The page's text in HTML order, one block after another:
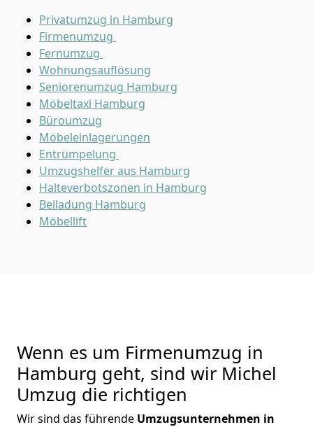
Privatumzug in Hamburg
Firmenumzug
Fernumzug
Wohnungsauflösung
Seniorenumzug Hamburg
Möbeltaxi Hamburg
Büroumzug
Möbeleinlagerungen
Entrümpelung
Umzugshelfer aus Hamburg
Halteverbotszonen in Hamburg
Beiladung Hamburg
Möbellift
Wenn es um Firmenumzug in
Hamburg geht, sind wir Michel
Umzug die richtigen
Wir sind das führende Umzugsunternehmen in